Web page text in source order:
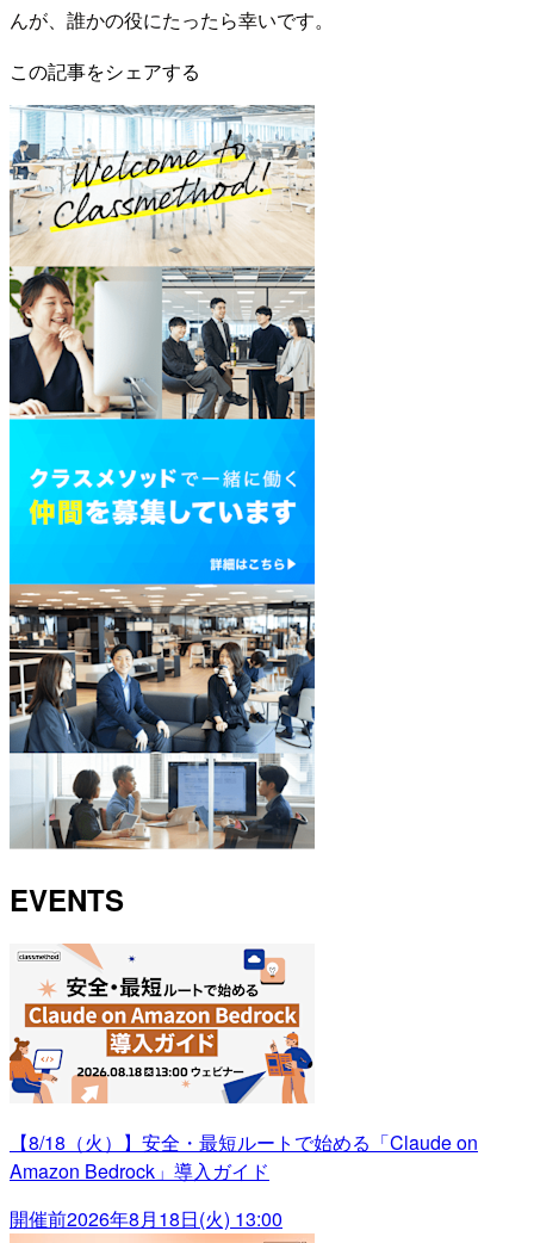
んが、誰かの役にたったら幸いです。
この記事をシェアする
EVENTS
【8/18（火）】安全・最短ルートで始める「Claude on
Amazon Bedrock」導入ガイド
開催前2026年8月18日(火) 13:00